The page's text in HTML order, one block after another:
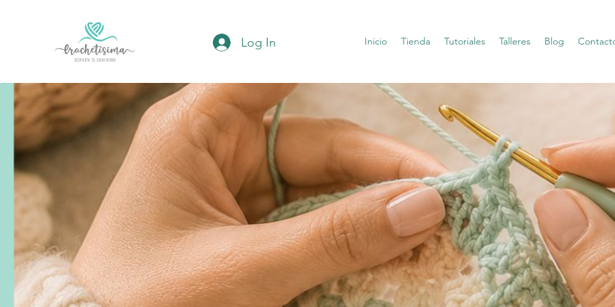
Log In Inicio Tienda Tutoriales Talleres Blog